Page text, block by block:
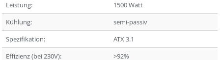
Leistung:
1500 Watt
Kühlung:
semi-passiv
Spezifikation:
ATX 3.1
Effizienz (bei 230V):
>92%